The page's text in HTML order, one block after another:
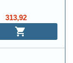
313,92